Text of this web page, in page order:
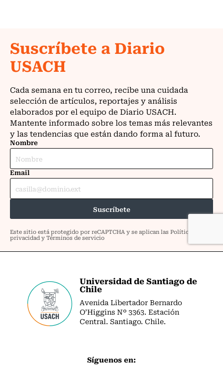
Universidad de Santiago de
Chile
Avenida Libertador Bernardo
O’Higgins Nº 3363. Estación
Central. Santiago. Chile.
Síguenos en: